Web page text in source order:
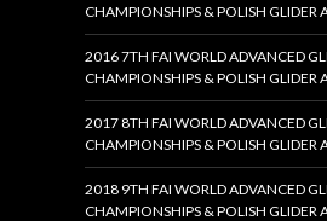
CHAMPIONSHIPS & POLISH GLIDER
2016 7TH FAI WORLD ADVANCED
CHAMPIONSHIPS & POLISH GLIDER
2017 8TH FAI WORLD ADVANCED
CHAMPIONSHIPS & POLISH GLIDER
2018 9TH FAI WORLD ADVANCED
CHAMPIONSHIPS & POLISH GLIDER